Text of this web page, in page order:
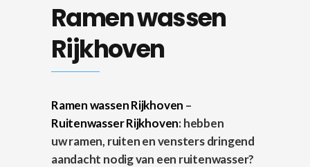
Ramen wassen
Rijkhoven
Ramen wassen Rijkhoven –
Ruitenwasser Rijkhoven: hebben
uw ramen, ruiten en vensters dringend
aandacht nodig van een ruitenwasser?